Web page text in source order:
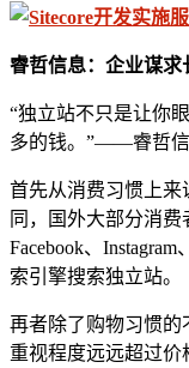
睿哲信息：企业谋求
“独立站不只是让你
多的钱。”——睿哲
首先从消费习惯上来
同，国外大部分消
Facebook、
索引擎搜索独立站。
再者除了购物习惯的
重视程度远远超过